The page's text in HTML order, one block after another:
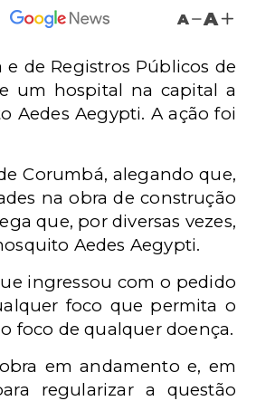
A A
e de Registros Públicos de
um hospital na capital a
Aedes Aegypti. A ação foi
Corumbá, alegando que,
na obra de construção
que, por diversas vezes,
Aedes Aegypti.
ingressou com o pedido
foco que permita o
foco de qualquer doença.
em andamento e, em
regularizar a questão